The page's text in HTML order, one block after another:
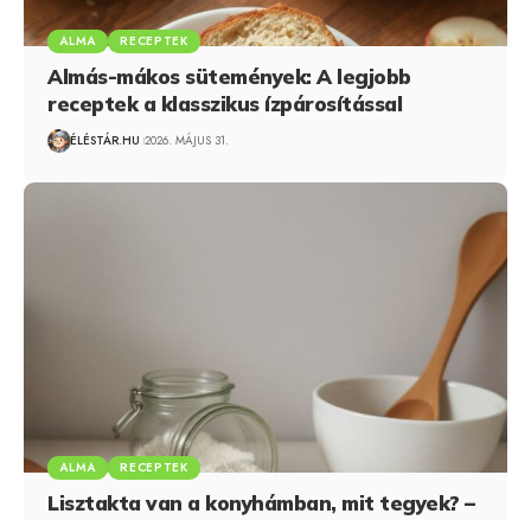
ALMA RECEPTEK
Almás-mákos sütemények: A legjobb
receptek a klasszikus ízpárosítással
ÉLÉSTÁR.HU 2026. MÁJUS 31.
ALMA RECEPTEK
Lisztakta van a konyhámban, mit tegyek? –